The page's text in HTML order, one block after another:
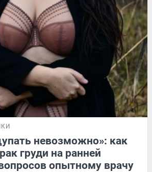
невозможно»: как
груди на ранней
опытному врачу